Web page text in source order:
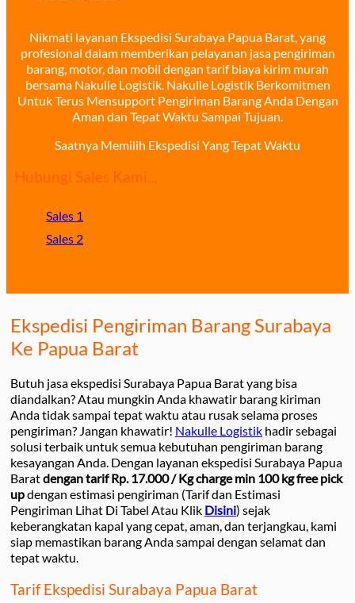
Nikmati layanan Ekspedisi Surabaya Papua Barat, yang
profesional dalam memberikan pelayanan jasa pengiriman
barang, motor, dan mobil dengan tarif biaya kirim murah
bersama Nakulle Logistik. Nakulle Logistik Berkomitmen
Untuk Terus Mensupport Pengiriman Barang Anda Dengan
Aman dan Tepat Waktu Sampai Tujuan.
Saatnya Memilih Ekspedisi Yang Tepat Waktu
Hubungi Sales Kami...
Sales 1
Sales 2
Ekspedisi Pengiriman Barang Surabaya
Ke Papua Barat
Butuh jasa ekspedisi Surabaya Papua Barat yang bisa
diandalkan? Atau mungkin Anda khawatir barang kiriman
Anda tidak sampai tepat waktu atau rusak selama proses
pengiriman? Jangan khawatir! Nakulle Logistik hadir sebagai
solusi terbaik untuk semua kebutuhan pengiriman barang
kesayangan Anda. Dengan layanan ekspedisi Surabaya Papua
Baratdengan tarif Rp. 17.000 / Kg charge min 100 kg free pick
updengan estimasi pengiriman (Tarif dan Estimasi
Pengiriman Lihat Di Tabel Atau Klik Disini) sejak
keberangkatan kapal yang cepat, aman, dan terjangkau, kami
siap memastikan barang Anda sampai dengan selamat dan
tepat waktu.
Tarif Ekspedisi Surabaya Papua Barat